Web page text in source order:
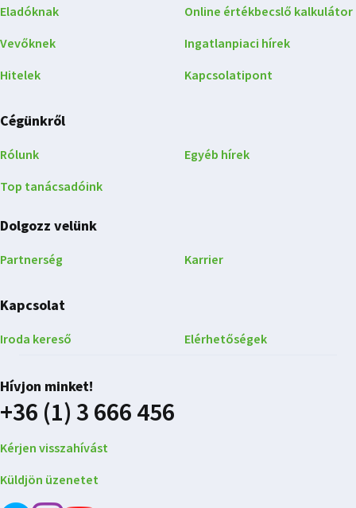
Eladóknak
Vevőknek
Hitelek
Online értékbecslő kalkulátor
Ingatlanpiaci hírek
Kapcsolatipont
Cégünkről
Rólunk
Top tanácsadóink
Egyéb hírek
Dolgozz velünk
Partnerség Karrier
Kapcsolat
Iroda kereső Elérhetőségek
Hívjon minket!
+36 (1) 3 666 456
Kérjen visszahívást
Küldjön üzenetet